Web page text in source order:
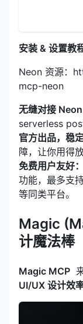
安装 & 设置教程
Neon 资源：
mcp-neon
无缝对接 Neon
serverless
官方出品，稳定
障，让你用得放
免费用户友好：
功能，最多支
等同类平台。
Magic
计魔法棒
Magic MCP
UI/UX 设计效